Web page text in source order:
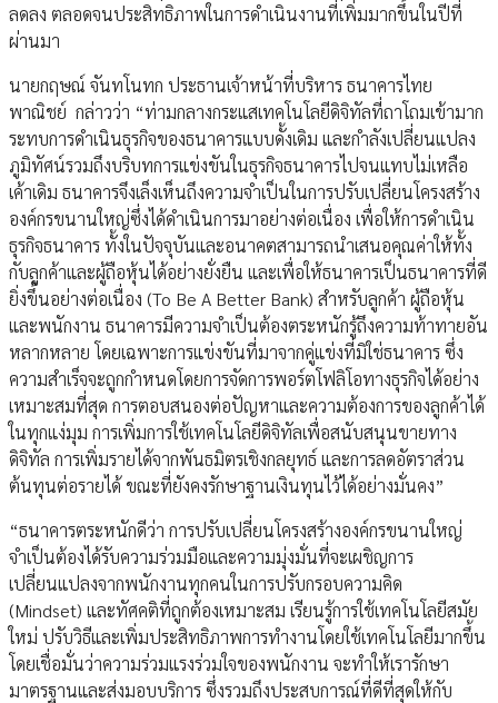
ลดลง ตลอดจนประสิทธิภาพในการดำเนินงานที่เพิ่มมากขึ้นในปีที่
ผ่านมา
นายกฤษณ์ จันทโนทก ประธานเจ้าหน้าที่บริหาร ธนาคารไทย
พาณิชย์ กล่าวว่า “ท่ามกลางกระแสเทคโนโลยีดิจิทัลที่ถาโถมเข้ามาก
ระทบการดำเนินธุรกิจของธนาคารแบบดั้งเดิม และกำลังเปลี่ยนแปลง
ภูมิทัศน์รวมถึงบริบทการแข่งขันในธุรกิจธนาคารไปจนแทบไม่เหลือ
เค้าเดิม ธนาคารจึงเล็งเห็นถึงความจำเป็นในการปรับเปลี่ยนโครงสร้าง
องค์กรขนานใหญ่ซึ่งได้ดำเนินการมาอย่างต่อเนื่อง เพื่อให้การดำเนิน
ธุรกิจธนาคาร ทั้งในปัจจุบันและอนาคตสามารถนำเสนอคุณค่าให้ทั้ง
กับลูกค้าและผู้ถือหุ้นได้อย่างยั่งยืน และเพื่อให้ธนาคารเป็นธนาคารที่ดี
ยิ่งขึ้นอย่างต่อเนื่อง (To Be A Better Bank) สำหรับลูกค้า ผู้ถือหุ้น
และพนักงาน ธนาคารมีความจำเป็นต้องตระหนักรู้ถึงความท้าทายอัน
หลากหลาย โดยเฉพาะการแข่งขันที่มาจากคู่แข่งที่มิใช่ธนาคาร ซึ่ง
ความสำเร็จจะถูกกำหนดโดยการจัดการพอร์ตโฟลิโอทางธุรกิจได้อย่าง
เหมาะสมที่สุด การตอบสนองต่อปัญหาและความต้องการของลูกค้าได้
ในทุกแง่มุม การเพิ่มการใช้เทคโนโลยีดิจิทัลเพื่อสนับสนุนขายทาง
ดิจิทัล การเพิ่มรายได้จากพันธมิตรเชิงกลยุทธ์ และการลดอัตราส่วน
ต้นทุนต่อรายได้ ขณะที่ยังคงรักษาฐานเงินทุนไว้ได้อย่างมั่นคง”
“ธนาคารตระหนักดีว่า การปรับเปลี่ยนโครงสร้างองค์กรขนานใหญ่
จำเป็นต้องได้รับความร่วมมือและความมุ่งมั่นที่จะเผชิญการ
เปลี่ยนแปลงจากพนักงานทุกคนในการปรับกรอบความคิด
(Mindset) และทัศคติที่ถูกต้องเหมาะสม เรียนรู้การใช้เทคโนโลยีสมัย
ใหม่ ปรับวิธีและเพิ่มประสิทธิภาพการทำงานโดยใช้เทคโนโลยีมากขึ้น
โดยเชื่อมั่นว่าความร่วมแรงร่วมใจของพนักงาน จะทำให้เรารักษา
มาตรฐานและส่งมอบบริการ ซึ่งรวมถึงประสบการณ์ที่ดีที่สุดให้กับ